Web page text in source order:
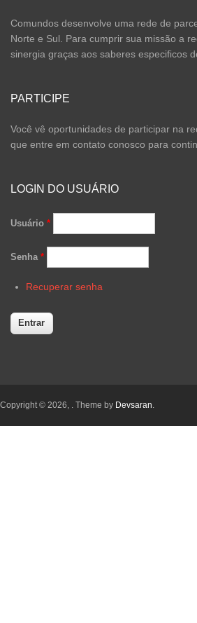
Comundos desenvolve uma rede de
Norte e Sul. Para cumprir sua missão a
sinergia graças aos saberes especificos
PARTICIPE
Você vê oportunidades de participar na
que entre em contato conosco para
LOGIN DO USUÁRIO
Usuário *
Senha *
Recuperar senha
Copyright © 2026, . Theme by Devsaran.